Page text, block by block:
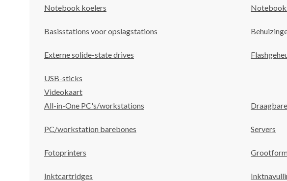
Notebook koelers
Basisstations voor opslagstations
Externe solide-state drives
USB-sticks
Videokaart
All-in-One PC's/workstations
PC/workstation barebones Servers
Fotoprinters
Inktcartridges